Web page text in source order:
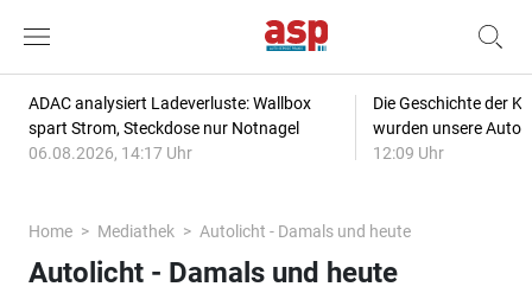
ADAC analysiert Ladeverluste: Wallbox
spart Strom, Steckdose nur Notnagel
06.08.2026, 14:17 Uhr
Die Geschichte der
wurden unsere
12:09 Uhr
Home Mediathek Autolicht - Damals und heute
Autolicht - Damals und heute